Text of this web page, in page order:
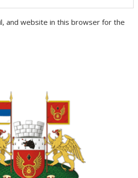
and website in this browser for the